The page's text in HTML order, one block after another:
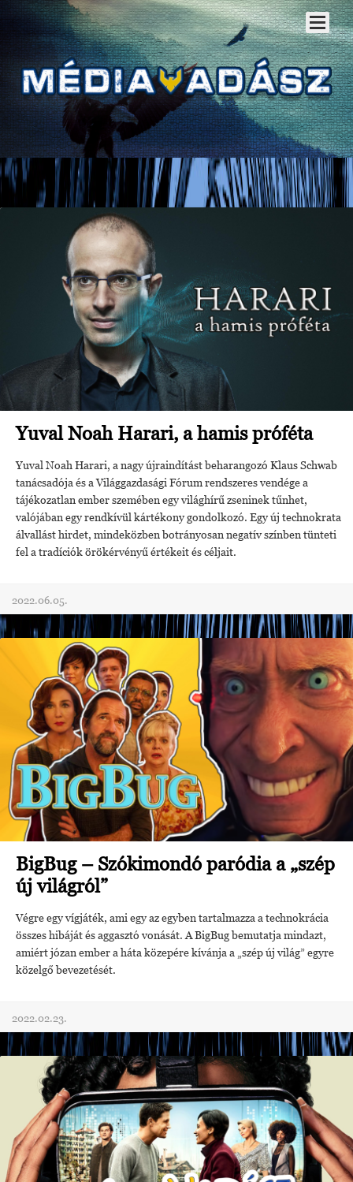
Yuval Noah Harari, a hamis próféta
Yuval Noah Harari, a nagy újraindítást beharangozó Klaus Schwab
tanácsadója és a Világgazdasági Fórum rendszeres vendége a
tájékozatlan ember szemében egy világhírű zseninek tűnhet,
valójában egy rendkívül kártékony gondolkozó. Egy új technokrata
álvallást hirdet, mindeközben botrányosan negatív színben tünteti
fel a tradíciók örökérvényű értékeit és céljait.
2022.06.05.
BigBug – Szókimondó paródia a „szép
új világról”
Végre egy vígjáték, ami egy az egyben tartalmazza a technokrácia
összes hibáját és aggasztó vonását. A BigBug bemutatja mindazt,
amiért józan ember a háta közepére kívánja a „szép új világ” egyre
közelgő bevezetését.
2022.02.23.